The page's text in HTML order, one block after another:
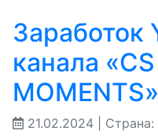
Заработок
канала
MOMENTS»
21.02.2024 | Страна: